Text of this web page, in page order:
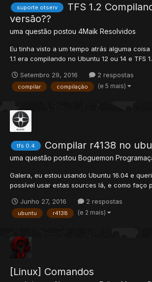
suporte otserv
TFS 1.2
versão??
uma questão postou 4Maik Resolvidos
Eu tinha visto a um tempo atrás alguma coisa
1.1 era compilando no Ubuntu 12 ou 14 e TFS
aqui há um tempo, eu queria a ajuda de
dúvida, porque já estou de saco cheio do
Setembro 29, 2016 2 respostas
compilar compilação (e 5 mais)
tfs 0.4 Compilar r4138 no
uma questão postou Boguemon
Galera, eu estou usando Ubuntu 16.04 e
possível usar estas sources lá, e como faço
Junho 27, 2016
2 respostas
ubuntu r4138 (e 2 mais)
[Linux] Comandos